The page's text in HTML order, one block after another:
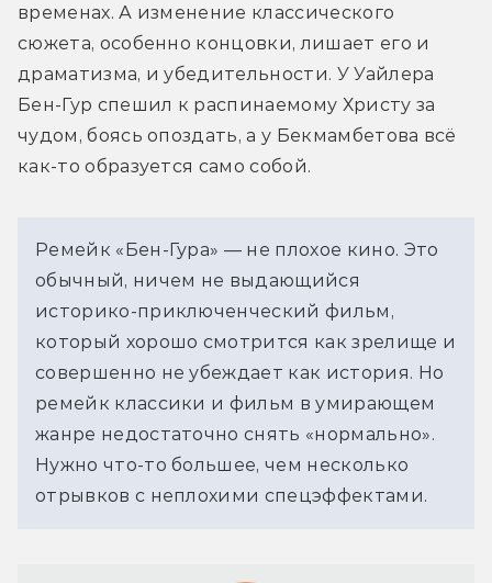
временах. А изменение классического
сюжета, особенно концовки, лишает его и
драматизма, и убедительности. У Уайлера
Бен-Гур спешил к распинаемому Христу за
чудом, боясь опоздать, а у Бекмамбетова всё
как-то образуется само собой.
Ремейк «Бен-Гура» — не плохое кино. Это
обычный, ничем не выдающийся
историко-приключенческий фильм,
который хорошо смотрится как зрелище и
совершенно не убеждает как история. Но
ремейк классики и фильм в умирающем
жанре недостаточно снять «нормально».
Нужно что-то большее, чем несколько
отрывков с неплохими спецэффектами.